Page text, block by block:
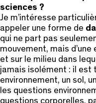
sciences ?
Je m’intéresse
appeler une forme de
qui ne part pas
mouvement, mais
et sur le milieu dans
jamais isolément : il est
environnement, un sol,
les questions
questions corporelles,